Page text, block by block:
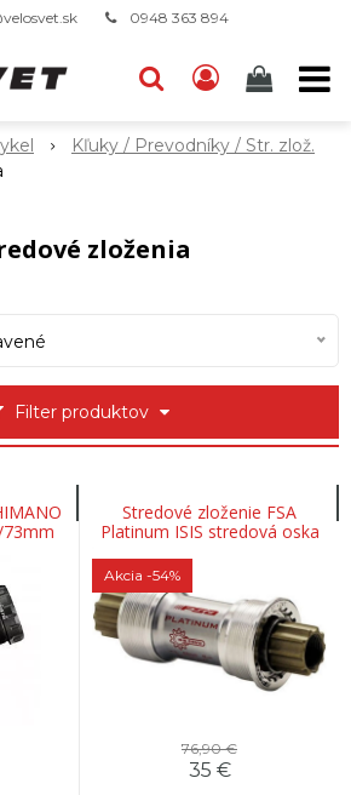
0948 363 894
Kľuky / Prevodníky / Str. zlož.
zloženia
Filter produktov
73mm
Stredové zloženie FSA
Platinum ISIS stredová oska
Akcia -54%
76,90 €
35 €